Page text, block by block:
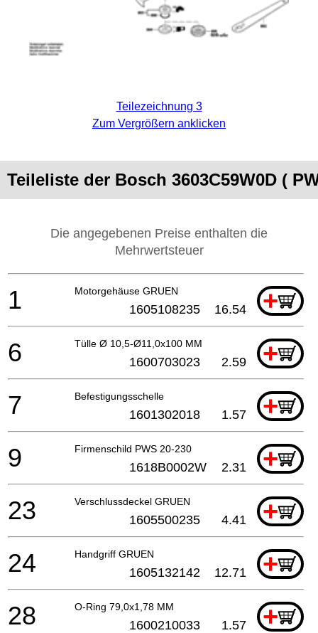
Teilezeichnung 3
Zum Vergrößern anklicken
Teileliste der Bosch 3603C59W0D (
Die angegebenen Preise enthalten die
Mehrwertsteuer
Motorgehäuse GRUEN +
1 1605108235 16.54
Tülle Ø 10,5-Ø11,0x100 MM +
6 1600703023 2.59
Befestigungsschelle +
7 1601302018 1.57
Firmenschild PWS 20-230 +
9 1618B0002W 2.31
Verschlussdeckel GRUEN +
23 1605500235 4.41
Handgriff GRUEN +
24 1605132142 12.71
O-Ring 79,0x1,78 MM +
28 1600210033 1.57